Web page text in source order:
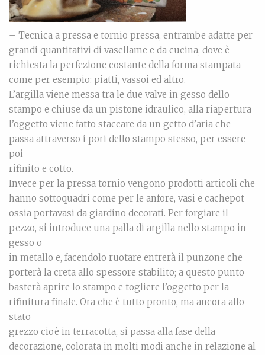
– Tecnica a pressa e tornio pressa, entrambe adatte per
grandi quantitativi di vasellame e da cucina, dove è
richiesta la perfezione costante della forma stampata
come per esempio: piatti, vassoi ed altro.
L’argilla viene messa tra le due valve in gesso dello
stampo e chiuse da un pistone idraulico, alla riapertura
l’oggetto viene fatto staccare da un getto d’aria che
passa attraverso i pori dello stampo stesso, per essere
poi
rifinito e cotto.
Invece per la pressa tornio vengono prodotti articoli che
hanno sottoquadri come per le anfore, vasi e cachepot
ossia portavasi da giardino decorati. Per forgiare il
pezzo, si introduce una palla di argilla nello stampo in
gesso o
in metallo e, facendolo ruotare entrerà il punzone che
porterà la creta allo spessore stabilito; a questo punto
basterà aprire lo stampo e togliere l’oggetto per la
rifinitura finale. Ora che è tutto pronto, ma ancora allo
stato
grezzo cioè in terracotta, si passa alla fase della
decorazione, colorata in molti modi anche in relazione al